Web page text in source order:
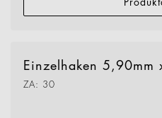
Einzelhaken 5,90mm
ZA: 30